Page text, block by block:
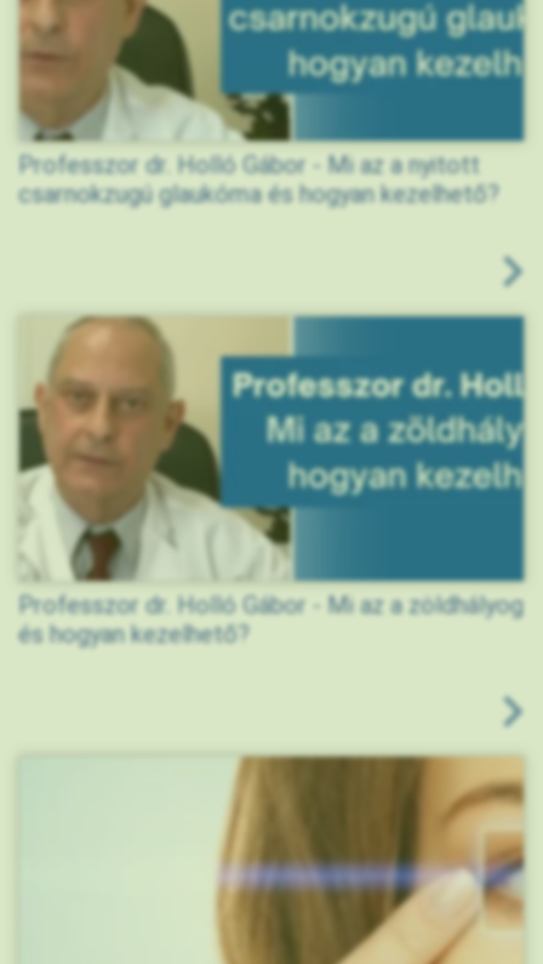
Professzor dr. Holló Gábor - Mi az a nyitott
csarnokzugú glaukóma és hogyan kezelhető?
Professzor dr. Holló Gábor - Mi az a zöldhályog
és hogyan kezelhető?